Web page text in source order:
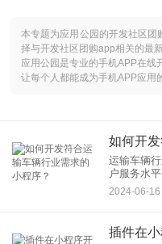
本专题为应用公园的开发社区
择与开发社区团购app相关的最新
应用公园是专业的手机APP在线
让每个人都能成为手机APP应用
运输车辆
户服务水
使用的应
提供了新
2024-06-16
插件在